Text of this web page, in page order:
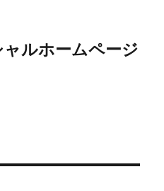
ルホームページ